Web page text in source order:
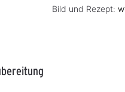
Bild und Rezept: